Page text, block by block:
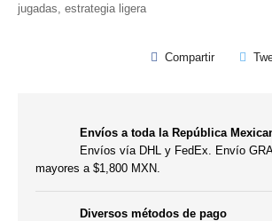
jugadas, estrategia ligera
Compartir
Envíos a toda la República
Envíos vía DHL y FedEx. Envío
mayores a $1,800 MXN.
Diversos métodos de pago